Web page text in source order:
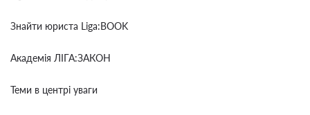
Знайти юриста Liga:BOOK
Академія ЛІГА:ЗАКОН
Теми в центрі уваги